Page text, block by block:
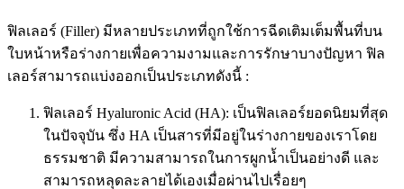
ฟิลเลอร์ (Filler) มีหลายประเภทที่ถูกใช้การฉีดเติมเต็มพื้นที่บน
ใบหน้าหรือร่างกายเพื่อความงามและการรักษาบางปัญหา ฟิล
เลอร์สามารถแบ่งออกเป็นประเภทดังนี้ :
ฟิลเลอร์ Hyaluronic Acid (HA): เป็นฟิลเลอร์ยอดนิยมที่สุด
ในปัจจุบัน ซึ่ง HA เป็นสารที่มีอยู่ในร่างกายของเราโดย
ธรรมชาติ มีความสามารถในการผูกน้ำเป็นอย่างดี และ
สามารถหลุดละลายได้เองเมื่อผ่านไปเรื่อยๆ